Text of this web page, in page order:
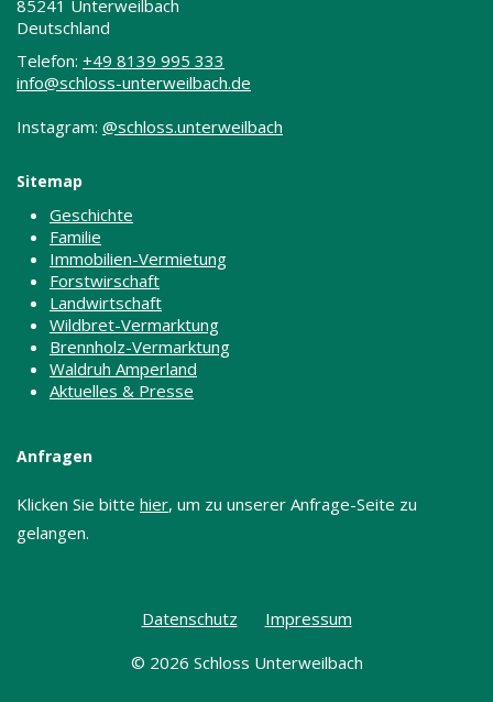
85241 Unterweilbach
Deutschland
Telefon: +49 8139 995 333
info@schloss-unterweilbach.de
Instagram: @schloss.unterweilbach
Sitemap
Geschichte
Familie
Immobilien-Vermietung
Forstwirschaft
Landwirtschaft
Wildbret-Vermarktung
Brennholz-Vermarktung
Waldruh Amperland
Aktuelles & Presse
Anfragen
Klicken Sie bitte hier, um zu unserer Anfrage-Seite zu
gelangen.
© 2026 Schloss Unterweilbach
Datenschutz Impressum